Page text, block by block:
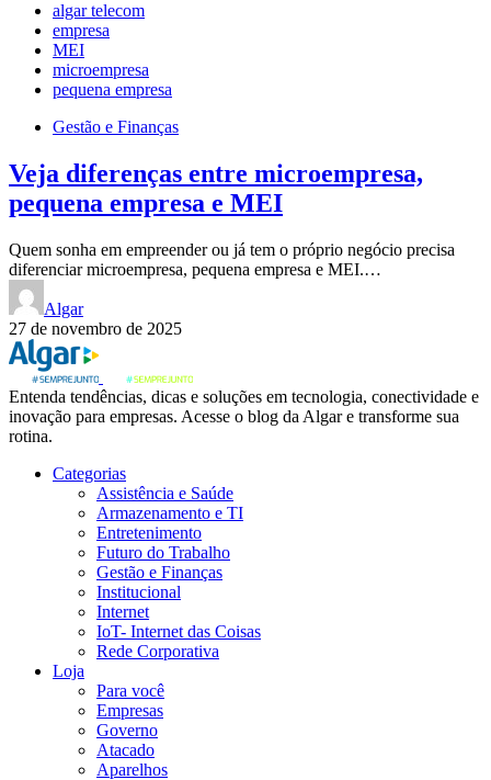
algar telecom
empresa
MEI
microempresa
pequena empresa
Gestão e Finanças
Veja diferenças entre microempresa,
pequena empresa e MEI
Quem sonha em empreender ou já tem o próprio negócio precisa
diferenciar microempresa, pequena empresa e MEI.…
Algar
27 de novembro de 2025
Entenda tendências, dicas e soluções em tecnologia, conectividade e
inovação para empresas. Acesse o blog da Algar e transforme sua
rotina.
Categorias
Assistência e Saúde
Armazenamento e TI
Entretenimento
Futuro do Trabalho
Gestão e Finanças
Institucional
Internet
IoT- Internet das Coisas
Rede Corporativa
Loja
Para você
Empresas
Governo
Atacado
Aparelhos